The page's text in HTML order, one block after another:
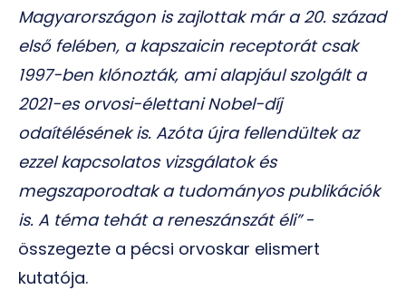
Magyarországon is zajlottak már a 20. század
első felében, a kapszaicin receptorát csak
1997-ben klónozták, ami alapjául szolgált a
2021-es orvosi-élettani Nobel-díj
odaítélésének is. Azóta újra fellendültek az
ezzel kapcsolatos vizsgálatok és
megszaporodtak a tudományos publikációk
is. A téma tehát a reneszánszát éli”-
összegezte a pécsi orvoskar elismert
kutatója.